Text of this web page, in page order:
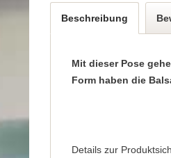
Beschreibung
Mit dieser Pose
Form haben die
Details zur